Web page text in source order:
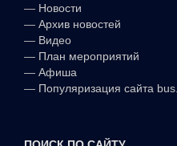
— Новости
— Архив новостей
— Видео
— План мероприятий
— Афиша
— Популяризация сайта